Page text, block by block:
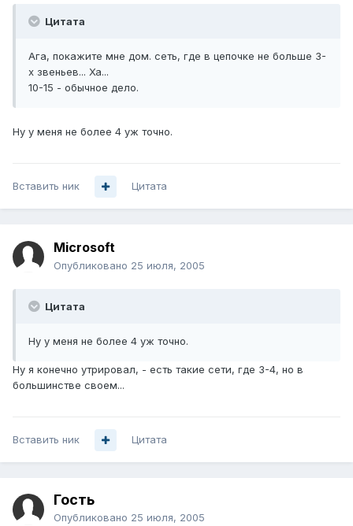
Цитата
Ага, покажите мне дом. сеть, где в цепочке не больше 3-
х звеньев... Ха...
10-15 - обычное дело.
Ну у меня не более 4 уж точно.
Вставить ник Цитата
Microsoft
Опубликовано 25 июля, 2005
Цитата
Ну у меня не более 4 уж точно.
Ну я конечно утрировал, - есть такие сети, где 3-4, но в
большинстве своем...
Вставить ник Цитата
Гость
Опубликовано 25 июля, 2005